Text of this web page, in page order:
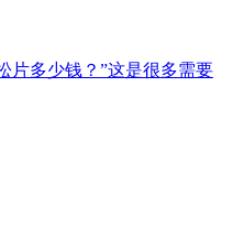
片多少钱？”这是很多需要